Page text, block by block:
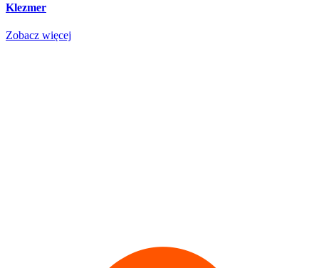
Klezmer
Zobacz więcej